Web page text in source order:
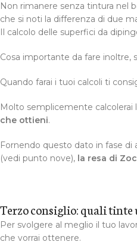
Non rimanere senza tintura nel
che si noti la differenza di due
Il calcolo delle superfici da
Cosa importante da fare inoltre,
Quando farai i tuoi calcoli ti
Molto semplicemente calcolerai
che ottieni.
Fornendo questo dato in fase di
(vedi punto nove), la resa di
Terzo consiglio: quali
Per svolgere al meglio il tuo
che vorrai ottenere.